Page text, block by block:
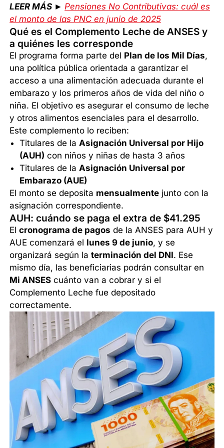
LEER MÁS ►Pensiones No Contributivas: cuál es
el monto de las PNC en junio de 2025
Qué es el Complemento Leche de ANSES y
a quiénes les corresponde
El programa forma parte del Plan de los Mil Días,
una política pública orientada a garantizar el
acceso a una alimentación adecuada durante el
embarazo y los primeros años de vida del niño o
niña. El objetivo es asegurar el consumo de leche
y otros alimentos esenciales para el desarrollo.
Este complemento lo reciben:
Titulares de laAsignación Universal por Hijo
(AUH) con niños y niñas de hasta 3 años
Titulares de laAsignación Universal por
Embarazo (AUE)
El monto se deposita mensualmente junto con la
asignación correspondiente.
AUH: cuándo se paga el extra de $41.295
Elcronograma de pagos de la ANSES para AUH y
AUE comenzará el lunes 9 de junio, y se
organizará según laterminación del DNI. Ese
mismo día, las beneficiarias podrán consultar en
Mi ANSES cuánto van a cobrar y si el
Complemento Leche fue depositado
correctamente.